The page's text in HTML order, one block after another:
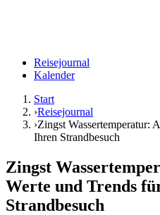
Reisejournal
Kalender
Start
›Reisejournal
›Zingst Wassertemperatur:
Ihren Strandbesuch
Zingst
Werte und Trends
Strandbesuch